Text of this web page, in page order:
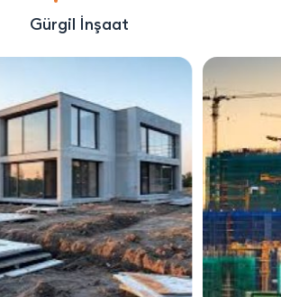
Gürgil İnşaat